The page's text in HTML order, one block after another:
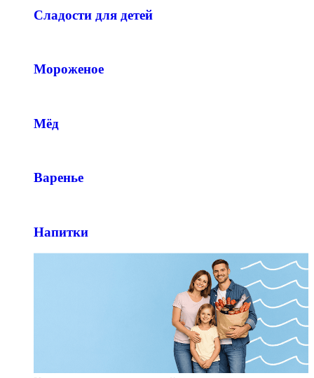
Сладости для детей
Мороженое
Мёд
Варенье
Напитки